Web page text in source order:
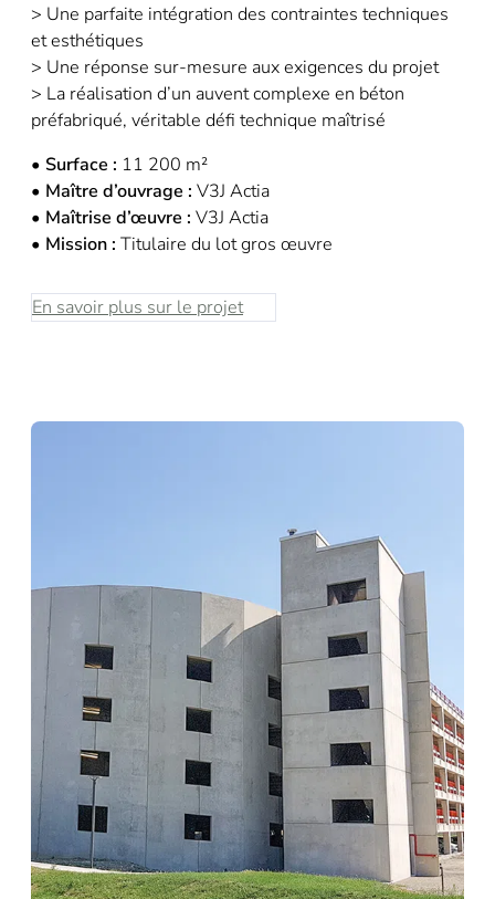
> Une parfaite intégration des contraintes techniques
et esthétiques
> Une réponse sur-mesure aux exigences du projet
> La réalisation d’un auvent complexe en béton
préfabriqué, véritable défi technique maîtrisé
• Surface : 11 200 m²
• Maître d’ouvrage : V3J Actia
• Maîtrise d’œuvre : V3J Actia
• Mission : Titulaire du lot gros œuvre
En savoir plus sur le projet